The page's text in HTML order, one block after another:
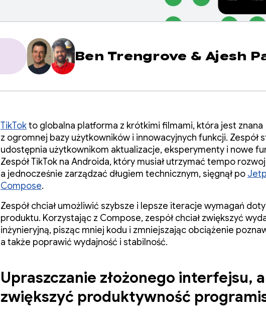
Ben Trengrove & Ajesh
TikTokto globalna platforma z krótkimi filmami, która jest znana
z ogromnej bazy użytkowników i innowacyjnych funkcji. Zespół
udostępnia użytkownikom aktualizacje, eksperymenty i nowe
Zespół TikTok na Androida, który musiał utrzymać tempo
a jednocześnie zarządzać długiem technicznym, sięgnął po
Compose.
Zespół chciał umożliwić szybsze i lepsze iteracje wymagań
produktu. Korzystając z Compose, zespół chciał zwiększyć
inżynieryjną, pisząc mniej kodu i zmniejszając obciążenie
a także poprawić wydajność i stabilność.
Upraszczanie złożonego interfejsu,
zwiększyć produktywność